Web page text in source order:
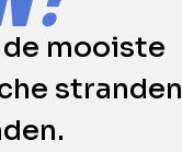
de mooiste
stranden